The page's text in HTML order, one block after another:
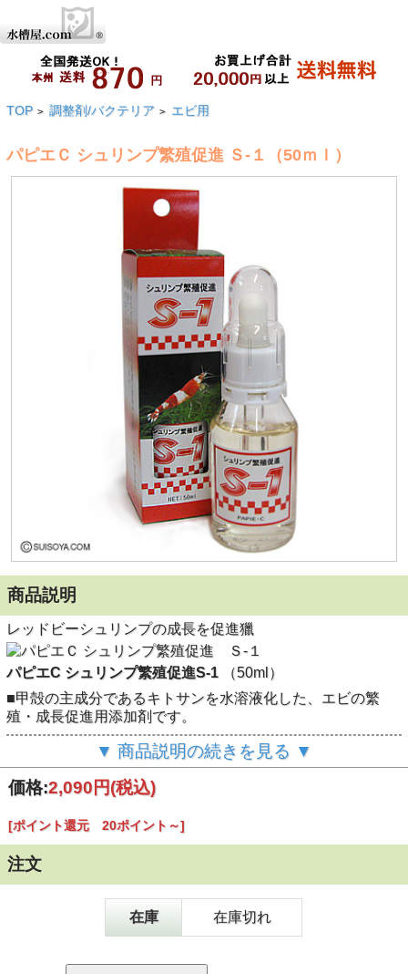
TOP > 調整剤/バクテリア > エビ用
パピエＣ シュリンプ繁殖促進 Ｓ-１（50ｍｌ）
商品説明
レッドビーシュリンプの成長を促進獵
パピエC シュリンプ繁殖促進S-1（50ml）
■甲殻の主成分であるキトサンを水溶液化した、エビの繁
殖・成長促進用添加剤です。
■S-1は、この脱皮を促進し、成長を補助する目的の製品で
■高濃度のキトサンを水溶液化し、発色を促進するための微
量元素を配合した製品です。
■原料は100％天然素材なので、環境にも優しく生体に安心
してご使用できます?
▼使用方法
●「10リットル ： 1滴」が使用基準です。
60cm水槽 ： スポイト1回で約6～7滴（6～7cc）
40cm水槽 ： 約4滴が基準使用量です。
▼ 商品説明の続きを見る ▼
価格:2,090円(税込)
[ポイント還元 20ポイント～]
注文
在庫 在庫切れ